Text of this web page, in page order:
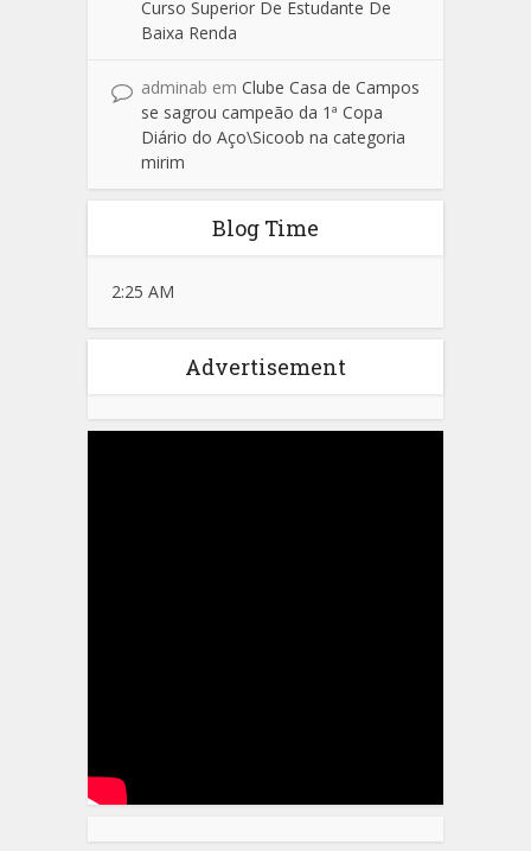
Curso Superior De Estudante De
Baixa Renda
adminab em Clube Casa de Campos
se sagrou campeão da 1ª Copa
Diário do Aço\Sicoob na categoria
mirim
Blog Time
2:25 AM
Advertisement